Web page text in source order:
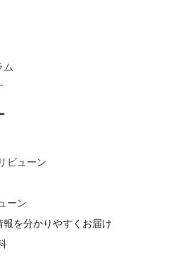
ム
ビューン
ーン
報を分かりやすくお届け